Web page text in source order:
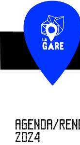
AGENDA/
2024